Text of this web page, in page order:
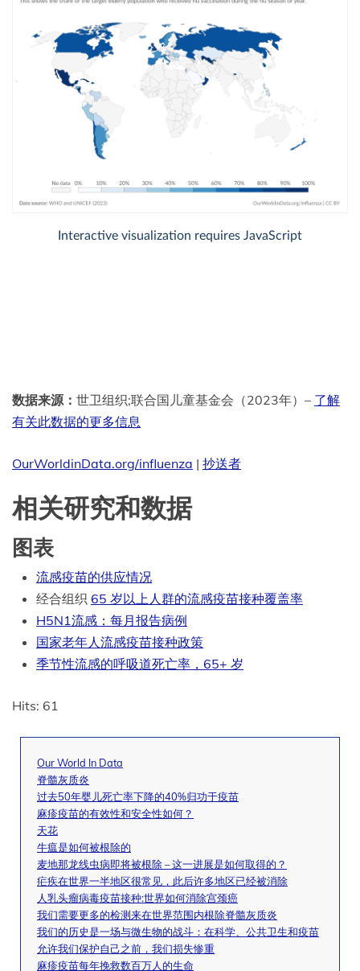
数据来源： 世卫组织;联合国儿童基金会（2023年） – 了解
有关此数据的更多信息
OurWorldinData.org/influenza | 抄送者
相关研究和数据
图表
流感疫苗的供应情况
经合组织 65 岁以上人群的流感疫苗接种覆盖率
H5N1流感：每月报告病例
国家老年人流感疫苗接种政策
季节性流感的呼吸道死亡率，65+ 岁
Hits: 61
Our World In Data
脊髓灰质炎
过去50年婴儿死亡率下降的40%归功于疫苗
麻疹疫苗的有效性和安全性如何？
天花
牛瘟是如何被根除的
麦地那龙线虫病即将被根除 – 这一进展是如何取得的？
疟疾在世界一半地区很常见，此后许多地区已经被消除
人乳头瘤病毒疫苗接种:世界如何消除宫颈癌
我们需要更多的检测来在世界范围内根除脊髓灰质炎
我们的历史是一场与微生物的战斗：在科学、公共卫生和疫苗
允许我们保护自己之前，我们损失惨重
麻疹疫苗每年挽救数百万人的生命